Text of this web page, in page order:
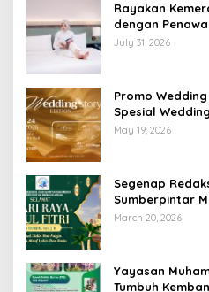
Rayakan
dengan
Relax di
July 31, 2026
Promo
Spesial
Swiss-Belhotel
May 19, 2026
Segenap
Sumberpintar
Raya Idul Fitri
March 20, 2026
Yayasan
Tumbuh